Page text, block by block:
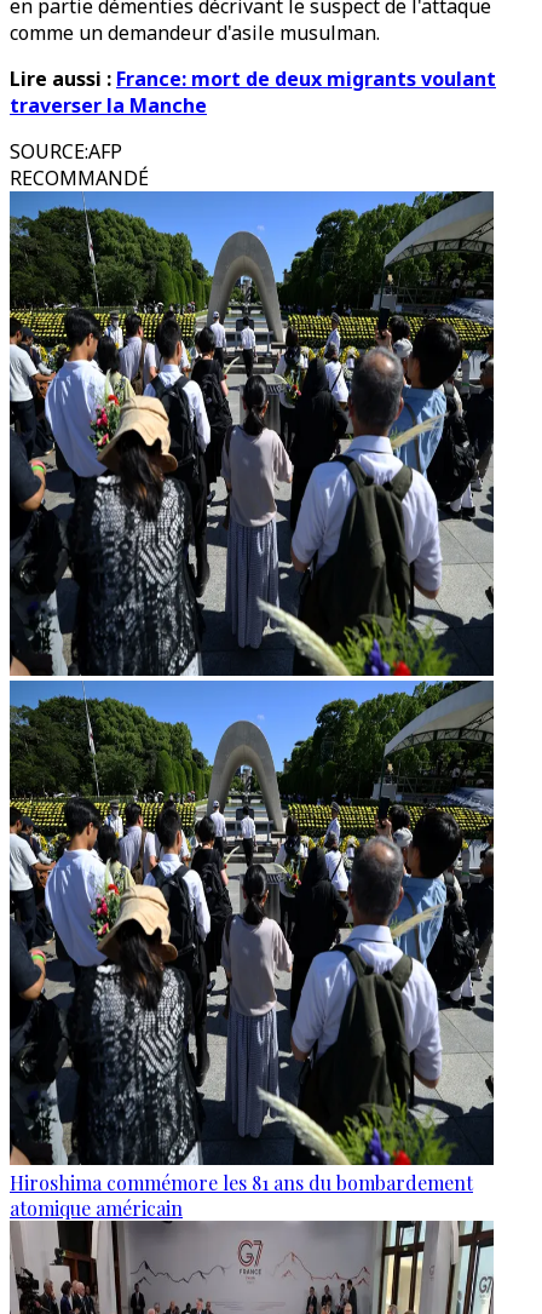
en partie démenties décrivant le suspect de l'attaque
comme un demandeur d'asile musulman.
Lire aussi : France: mort de deux migrants voulant
traverser la Manche
SOURCE:AFP
RECOMMANDÉ
Hiroshima commémore les 81 ans du bombardement
atomique américain